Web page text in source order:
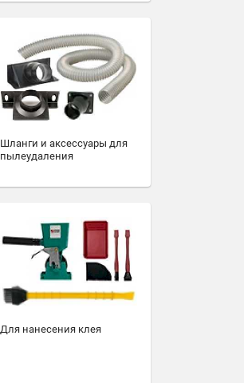
Шланги и аксессуары для
пылеудаления
Для нанесения клея